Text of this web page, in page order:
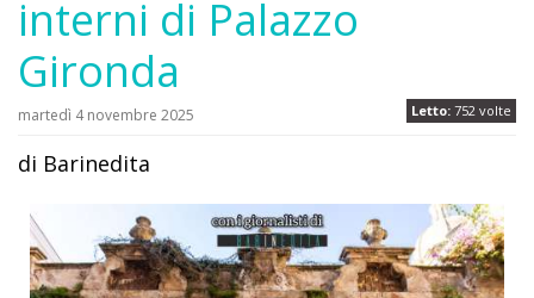
interni di Palazzo
Gironda
Letto: 752 volte
martedì 4 novembre 2025
di Barinedita